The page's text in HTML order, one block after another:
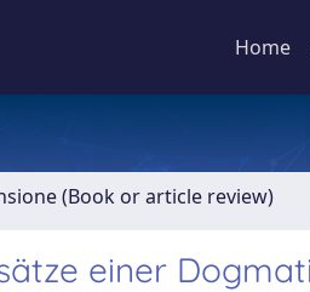
Home
(Book or article review)
einer